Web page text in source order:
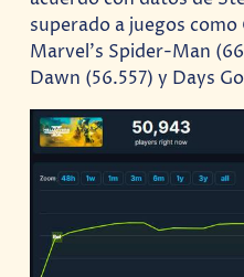
superado a juegos
Marvel’s Spider-Man
Dawn (56.557) y Days